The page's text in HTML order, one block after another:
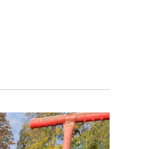
A
n
a
i
g